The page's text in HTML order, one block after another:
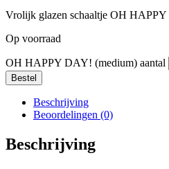
Vrolijk glazen schaaltje OH
Op voorraad
OH HAPPY DAY! (medium) aantal
Bestel
Beschrijving
Beoordelingen (0)
Beschrijving